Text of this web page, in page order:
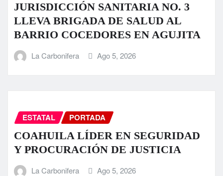
JURISDICCIÓN SANITARIA NO. 3
LLEVA BRIGADA DE SALUD AL
BARRIO COCEDORES EN AGUJITA
La Carbonifera Ago 5, 2026
ESTATAL PORTADA
COAHUILA LÍDER EN SEGURIDAD
Y PROCURACIÓN DE JUSTICIA
La Carbonifera Ago 5, 2026